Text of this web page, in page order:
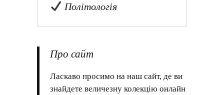
Політологія
Про сайт
Ласкаво просимо на наш сайт, де ви
знайдете величезну колекцію онлайн